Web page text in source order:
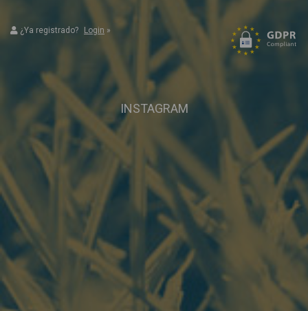
¿Ya registrado? Login »
INSTAGRAM